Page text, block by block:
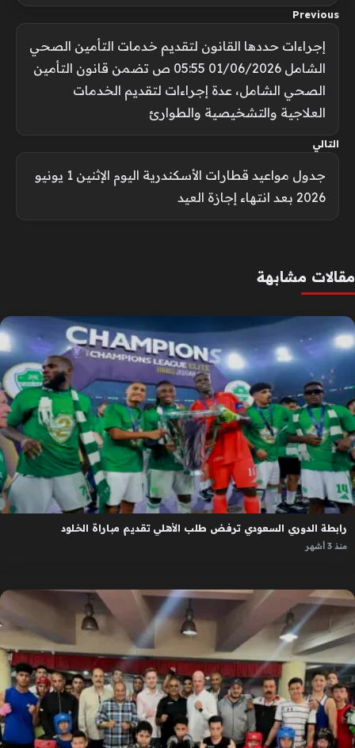
Previous
إجراءات حددها القانون لتقديم خدمات التأمين الصحي
الشامل 01/06/2026 05:55 ص تضمن قانون التأمين
الصحي الشامل، عدة إجراءات لتقديم الخدمات
العلاجية والتشخيصية والطوارئ
التالي
جدول مواعيد قطارات الأسكندرية اليوم الإثنين 1 يونيو
2026 بعد انتهاء إجازة العيد
مقالات مشابهة
رابطة الدوري السعودي ترفض طلب الأهلي تقديم مباراة الخلود
منذ 3 أشهر